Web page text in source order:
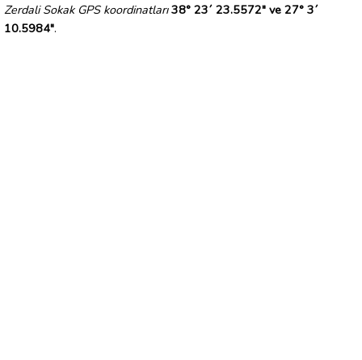
Zerdali Sokak GPS koordinatları 38° 23´ 23.5572" ve 27° 3´
10.5984".